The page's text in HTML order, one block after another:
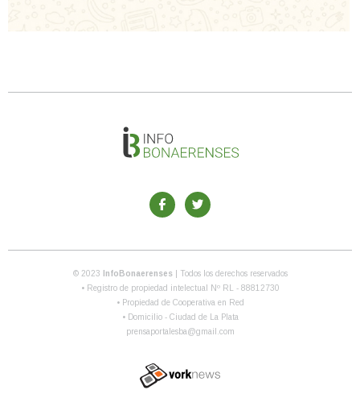
© 2023 InfoBonaerenses
| Todos los derechos reservados
• Registro de propiedad intelectual Nº RL - 88812730
• Propiedad de Cooperativa en Red
• Domicilio - Ciudad de La Plata
prensaportalesba@gmail.com